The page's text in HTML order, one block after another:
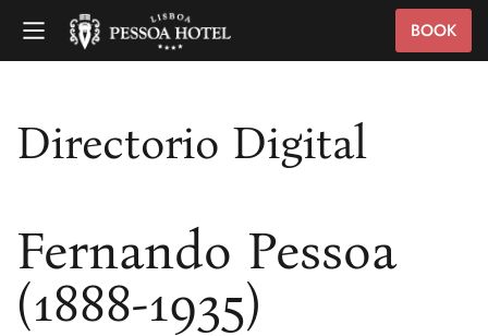
BOOK
Directorio Digital
Fernando Pessoa
(1888-1935)